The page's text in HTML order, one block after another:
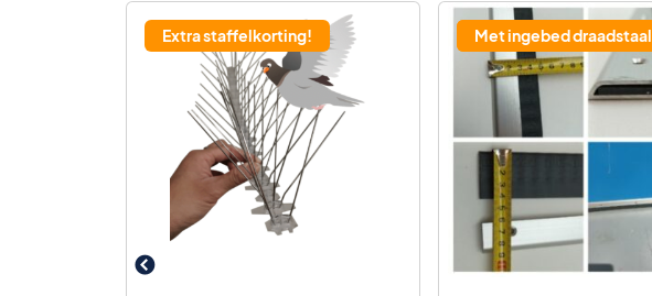
Extra staffelkorting! 7% korting
Met ingebed draadstaal